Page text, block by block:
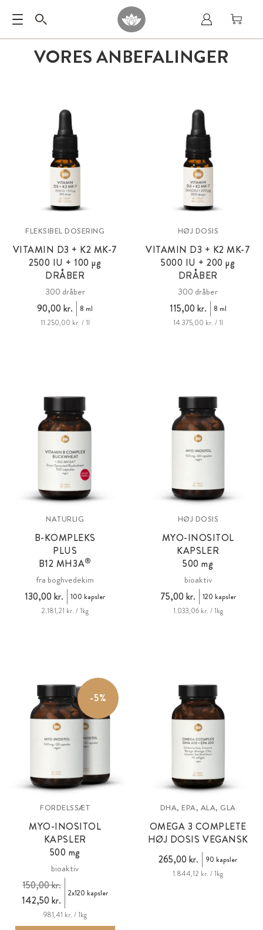
VORES ANBEFALINGER
FLEKSIBEL DOSERING
VITAMIN D3 + K2 MK-7
2500 IU + 100 µg
DRÅBER
300 dråber
90,00 kr.
8 ml
11.250,00 kr. / 1l
HØJ DOSIS
VITAMIN D3 + K2 MK-7
5000 IU + 200 µg
DRÅBER
300 dråber
115,00 kr.
8 ml
14.375,00 kr. / 1l
NATURLIG
B-KOMPLEKS
PLUS
B12 MH3A®
fra boghvedekim
130,00 kr.
100 kapsler
2.181,21 kr. / 1kg
HØJ DOSIS
MYO-INOSITOL
KAPSLER
500 mg
bioaktiv
75,00 kr.
120 kapsler
1.033,06 kr. / 1kg
-5%
FORDELSSÆT
MYO-INOSITOL
KAPSLER
500 mg
bioaktiv
142,50 kr.
150,00 kr.
2x120 kapsler
981,41 kr. / 1kg
DHA, EPA, ALA, GLA
OMEGA 3 COMPLETE
HØJ DOSIS VEGANSK
265,00 kr.
90 kapsler
1.844,12 kr. / 1kg